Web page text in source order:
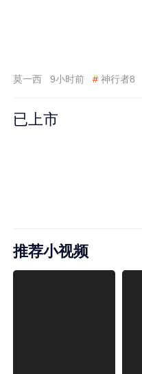
莫一西 9小时前 # 神行者8
已上市
推荐小视频